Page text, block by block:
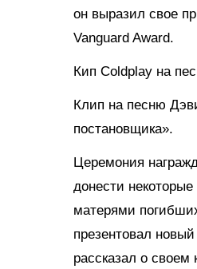
он выразил свое
Vanguard Award.
Кип Coldplay на
Клип на песню
постановщика».
Церемония
донести
матерями
презентовал
рассказал о